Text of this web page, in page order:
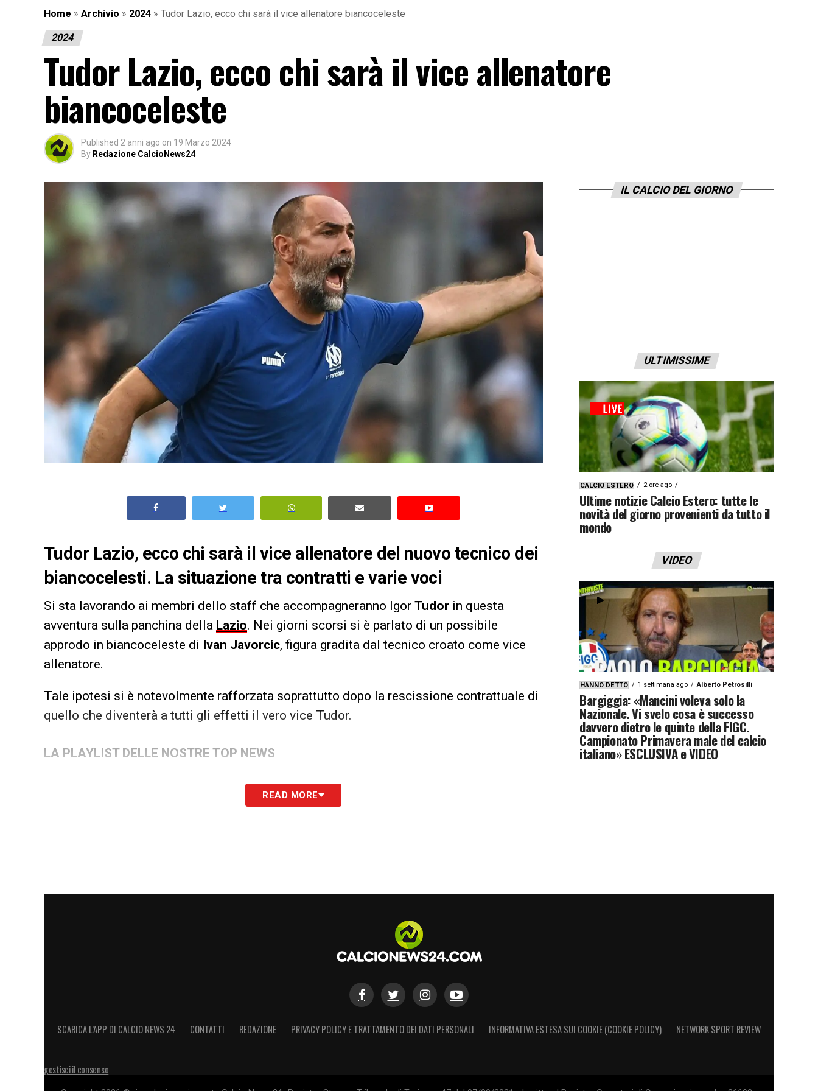
Home » Archivio » 2024 » Tudor Lazio, ecco chi sarà il vice allenatore biancoceleste
2024
Tudor Lazio, ecco chi sarà il vice allenatore
biancoceleste
Published 2 anni ago on 19 Marzo 2024
By Redazione CalcioNews24
Tudor Lazio, ecco chi sarà il vice allenatore del nuovo tecnico dei
biancocelesti. La situazione tra contratti e varie voci
Si sta lavorando ai membri dello staff che accompagneranno Igor Tudor in questa
avventura sulla panchina della Lazio. Nei giorni scorsi si è parlato di un possibile
approdo in biancoceleste di Ivan Javorcic, figura gradita dal tecnico croato come vice
allenatore.
Tale ipotesi si è notevolmente rafforzata soprattutto dopo la rescissione contrattuale di
quello che diventerà a tutti gli effetti il vero vice Tudor.
LA PLAYLIST DELLE NOSTRE TOP NEWS
READ MORE
IL CALCIO DEL GIORNO
ULTIMISSIME
CALCIO ESTERO 2 ore ago
Ultime notizie Calcio Estero: tutte le
novità del giorno provenienti da tutto il
mondo
VIDEO
HANNO DETTO 1 settimana ago Alberto Petrosilli
Bargiggia: «Mancini voleva solo la
Nazionale. Vi svelo cosa è successo
davvero dietro le quinte della FIGC.
Campionato Primavera male del calcio
italiano» ESCLUSIVA e VIDEO
SCARICA L’APP DI CALCIO NEWS 24 CONTATTI REDAZIONE PRIVACY POLICY E TRATTAMENTO DEI DATI PERSONALI INFORMATIVA ESTESA SUI COOKIE (COOKIE POLICY) NETWORK SPORT REVIEW
gestisci il consenso